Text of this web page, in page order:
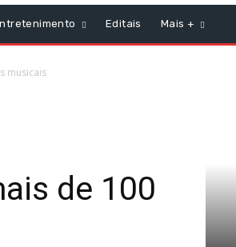
Editais Mais +
musicais
de 100